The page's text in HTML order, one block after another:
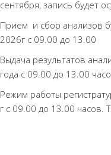
сентября, запись будет
Прием и сбор анализов
2026г с 09.00 до 13.00
Выдача результатов
года с 09.00 до 13.00
Режим работы
г с 09.00 до 13.00 часов.